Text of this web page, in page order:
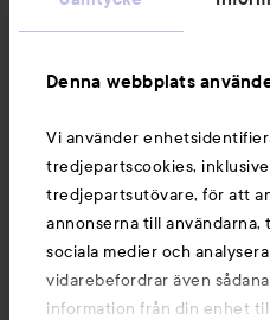
Denna webbplats
Vi använder
tredjepartscookies,
tredjepartsutövare, för att
annonserna till
sociala medier och
vidarebefordrar även
information från din enhet
Du kanske också gillar